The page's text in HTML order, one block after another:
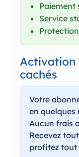
Paiement
Service
Activation
cachés
Votre
en quelques
Aucun frais
Recevez
profitez tout